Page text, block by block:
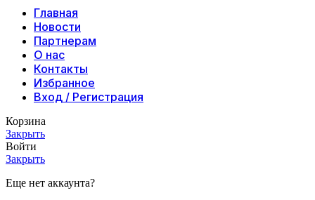
Главная
Новости
Партнерам
О нас
Контакты
Избранное
Вход / Регистрация
Корзина
Закрыть
Войти
Закрыть
Еще нет аккаунта?